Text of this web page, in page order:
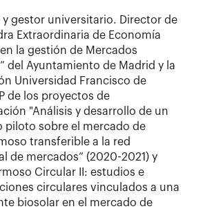
y gestor universitario. Director de
Extraordinaria de Economía
la gestión de Mercados
del Ayuntamiento de Madrid y la
Universidad Francisco de
de los proyectos de
"Análisis y desarrollo de un
piloto sobre el mercado de
transferible a la red
de mercados” (2020-2021) y
Circular II: estudios e
circulares vinculados a una
biosolar en el mercado de